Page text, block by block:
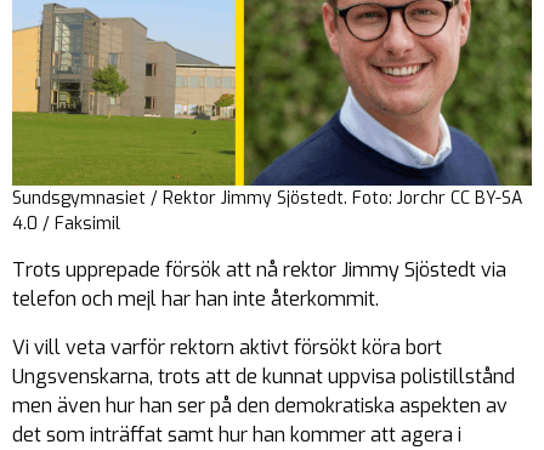
Sundsgymnasiet / Rektor Jimmy Sjöstedt. Foto: Jorchr CC BY-SA
4.0 / Faksimil
Trots upprepade försök att nå rektor Jimmy Sjöstedt via
telefon och mejl har han inte återkommit.
Vi vill veta varför rektorn aktivt försökt köra bort
Ungsvenskarna, trots att de kunnat uppvisa polistillstånd
men även hur han ser på den demokratiska aspekten av
det som inträffat samt hur han kommer att agera i